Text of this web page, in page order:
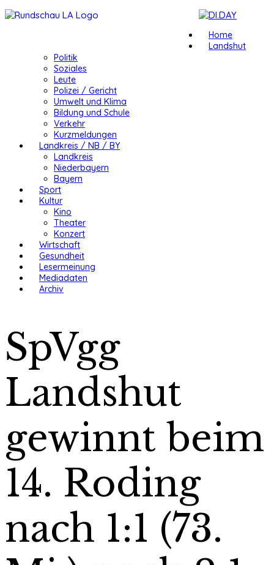
Home
Landshut
Politik
Soziales
Leute
Polizei / Gericht
Umwelt und Klima
Bildung und Schule
Verkehr
Kurzmeldungen
Landkreis / NB / BY
Landkreis
Niederbayern
Bayern
Sport
Kultur
Kino
Theater
Konzert
Wirtschaft
Gesundheit
Lesermeinung
Mediadaten
Archiv
SpVgg
Landshut
gewinnt beim
14. Roding
nach 1:1 (73.